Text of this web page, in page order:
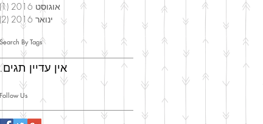
אוגוסט 2016
(1)
ינואר 2016
(2)
Search By Tags
אין עדיין תגים.
Follow Us